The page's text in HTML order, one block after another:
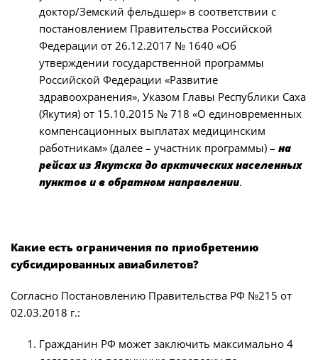
доктор/Земский фельдшер» в соответствии с
постановлением Правительства Российской
Федерации от 26.12.2017 № 1640 «Об
утверждении государственной программы
Российской Федерации «Развитие
здравоохранения», Указом Главы Республики Саха
(Якутия) от 15.10.2015 № 718 «О единовременных
компенсационных выплатах медицинским
работникам» (далее – участник программы) – на
рейсах из Якутска до арктических населенных
пунктов и в обратном направлении.
Какие есть ограничения по приобретению
субсидированных авиабилетов?
Согласно Постановлению Правительства РФ №215 от
02.03.2018 г.:
Гражданин РФ может заключить максимально 4